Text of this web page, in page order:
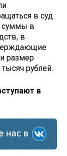
в суд
суммы в
в
размер
рублей.
в